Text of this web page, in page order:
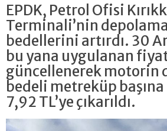
EPDK, Petrol Ofisi
Terminali’nin
bedellerini artırdı. 30
bu yana uygulanan
güncellenerek motorin
bedeli metreküp başına
7,92 TL’ye çıkarıldı.